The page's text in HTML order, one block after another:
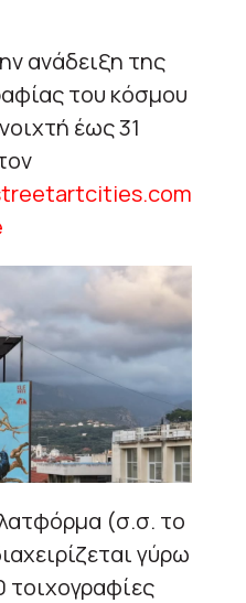
ανάδειξη της
του κόσμου
έως 31
(σ.σ. το
γύρω
τοιχογραφίες